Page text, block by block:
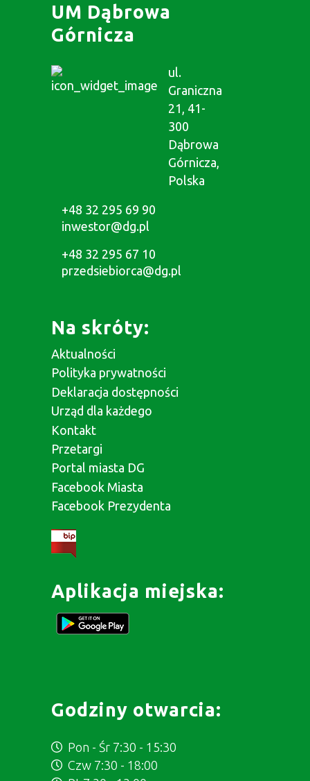
UM Dąbrowa
Górnicza
ul.
Graniczna
21, 41-
300
Dąbrowa
Górnicza,
Polska
+48 32 295 69 90
inwestor@dg.pl
+48 32 295 67 10
przedsiebiorca@dg.pl
Na skróty:
Aktualności
Polityka prywatności
Deklaracja dostępności
Urząd dla każdego
Kontakt
Przetargi
Portal miasta DG
Facebook Miasta
Facebook Prezydenta
Aplikacja miejska:
Godziny otwarcia:
Pon - Śr 7:30 - 15:30
Czw 7:30 - 18:00